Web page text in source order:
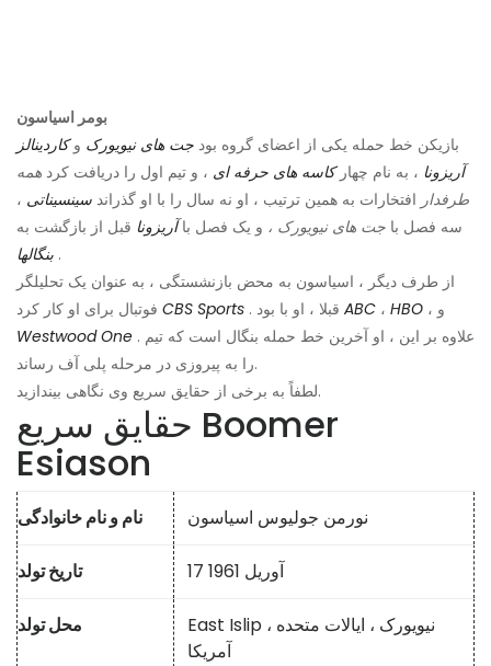
بومر اسیاسون
بازیکن خط حمله یکی از اعضای گروه بود جت های نیویورک و کاردینالز
آریزونا ، به نام چهار کاسه های حرفه ای ، و تیم اول را دریافت کرد همه
طرفدار افتخارات به همین ترتیب ، او نه سال را با او گذراند سینسیناتی ،
سه فصل با جت های نیویورک ، و یک فصل با آریزونا قبل از بازگشت به
بنگالها .
از طرف دیگر ، اسیاسون به محض بازنشستگی ، به عنوان یک تحلیلگر
فوتبال برای او کار کرد CBS Sports . قبلا ، او با بود ABC ، HBO
، و
Westwood One . علاوه بر این ، او آخرین خط حمله بنگال است که تیم
را به پیروزی در مرحله پلی آف رساند.
لطفاً به برخی از حقایق سریع وی نگاهی بیندازید.
حقایق سریع Boomer
Esiason
نام و نام خانوادگی نورمن جولیوس اسیاسون
تاریخ تولد 17 آوریل 1961
محل تولد
East Islip ، نیویورک ، ایالات متحده
آمریکا